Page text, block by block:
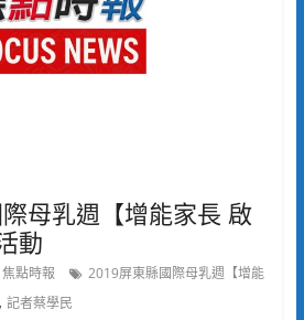
母乳週【增能家長 啟
動
焦點時報
2019屏東縣國際母乳週【增能
記者蔡學民